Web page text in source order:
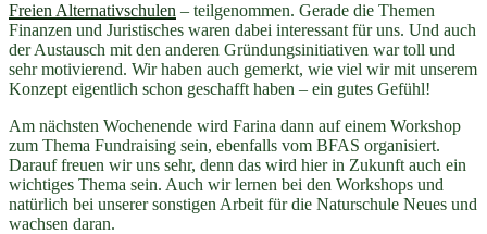
Freien Alternativschulen – teilgenommen. Gerade die Themen
Finanzen und Juristisches waren dabei interessant für uns. Und auch
der Austausch mit den anderen Gründungsinitiativen war toll und
sehr motivierend. Wir haben auch gemerkt, wie viel wir mit unserem
Konzept eigentlich schon geschafft haben – ein gutes Gefühl!
Am nächsten Wochenende wird Farina dann auf einem Workshop
zum Thema Fundraising sein, ebenfalls vom BFAS organisiert.
Darauf freuen wir uns sehr, denn das wird hier in Zukunft auch ein
wichtiges Thema sein. Auch wir lernen bei den Workshops und
natürlich bei unserer sonstigen Arbeit für die Naturschule Neues und
wachsen daran.